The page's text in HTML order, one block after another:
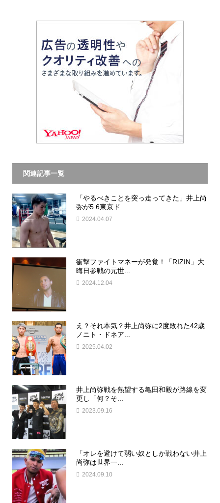
関連記事一覧
「やるべきことを突っ走ってきた」井上尚
弥が5.6東京ド...
2024.04.07
衝撃ファイトマネーが発覚！「RIZIN」大
晦日参戦の元世...
2024.12.04
え？それ本気？井上尚弥に2度敗れた42歳
ノニト・ドネア...
2025.04.02
井上尚弥戦を熱望する亀田和毅が路線を変
更し「何？そ...
2023.09.16
「オレを避けて弱い奴としか戦わない井上
尚弥は世界一...
2024.09.10